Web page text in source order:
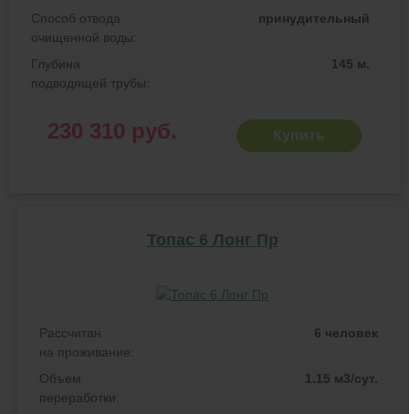
Способ отвода
очищенной воды:
принудительный
Глубина
подводящей трубы:
145 м.
230 310 руб. Купить
Топас 6 Лонг Пр
Рассчитан
на проживание:
6 человек
Объем
переработки:
1.15 м3/сут.